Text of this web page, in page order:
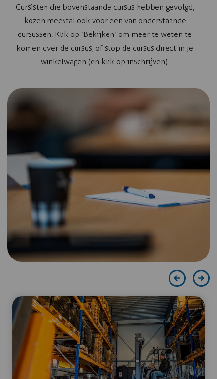
Cursisten die bovenstaande cursus hebben gevolgd,
kozen meestal ook voor een van onderstaande
cursussen. Klik op ‘Bekijken’ om meer te weten te
komen over de cursus, of stop de cursus direct in je
winkelwagen (en klik op inschrijven).